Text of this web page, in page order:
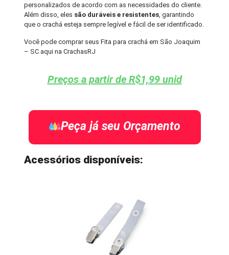
personalizados de acordo com as necessidades do cliente.
Além disso, eles são duráveis e resistentes, garantindo
que o crachá esteja sempre legível e fácil de ser identificado.
Você pode comprar seus Fita para crachá em São Joaquim
– SC aqui na CrachasRJ
Preços a partir de R$1,99 unid
Peça já seu Orçamento
Acessórios disponíveis: